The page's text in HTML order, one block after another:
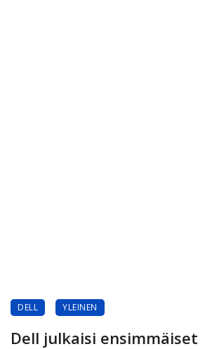
DELL YLEINEN
Dell julkaisi ensimmäiset